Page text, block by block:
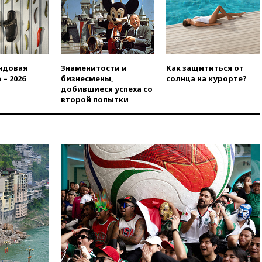
в Госдуму
вчера, 19:25Путин
прокомментировал первый
номер «Единой России» в
бюллетене
вчера, 19:15 Путин обсудил с
Памфиловой подготовку к
единому дню голосования
вчера, 18:56Wildberries
вчера, 18:45Крупнейший
склад маркетплейса Rozetka
сгорел под Киевом
вчера, 18:35 Джаред Лето
лишился роли в фильме
Барри Левинсона на фоне
обвинений в насилии
вчера, 18:28Выборы ректора
ГИТИСа перенесены на «после
2026
Знаменитости и
бизнесмены,
добившиеся успеха со
второй попытки
Как защититься от
солнца на курорте?